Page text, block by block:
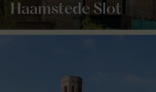
Haamstede Slot